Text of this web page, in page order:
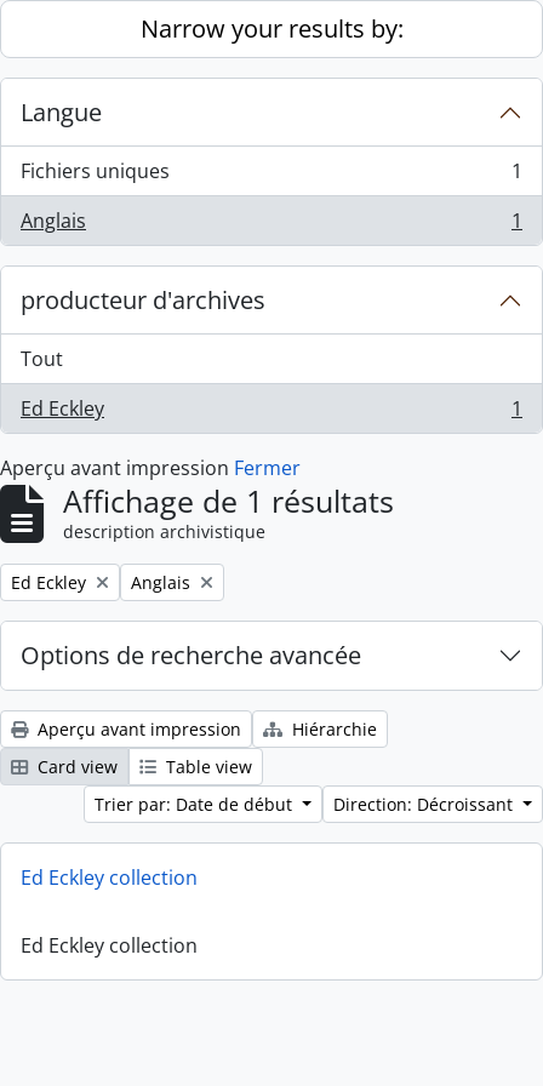
Skip to main contentNarrow your results by:
Langue
Fichiers uniques
, 1 résultats
1
Anglais
, 1 résultats 1
producteur d'archives
Tout
Ed Eckley
, 1 résultats 1
Aperçu avant impression Fermer
Affichage de 1 résultats
description archivistique
Remove filter:
Ed Eckley Remove filter:
Anglais
Options de recherche avancée
Aperçu avant impression
Hiérarchie
Card view
Table view
Trier par: Date de début
Direction: Décroissant
Ed Eckley collection
Ed Eckley collection